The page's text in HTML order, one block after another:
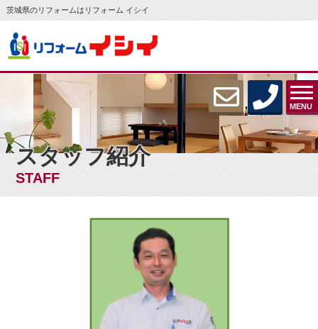
茨城県のリフォームはリフォーム イシイ
MENU
スタッフ紹介
STAFF